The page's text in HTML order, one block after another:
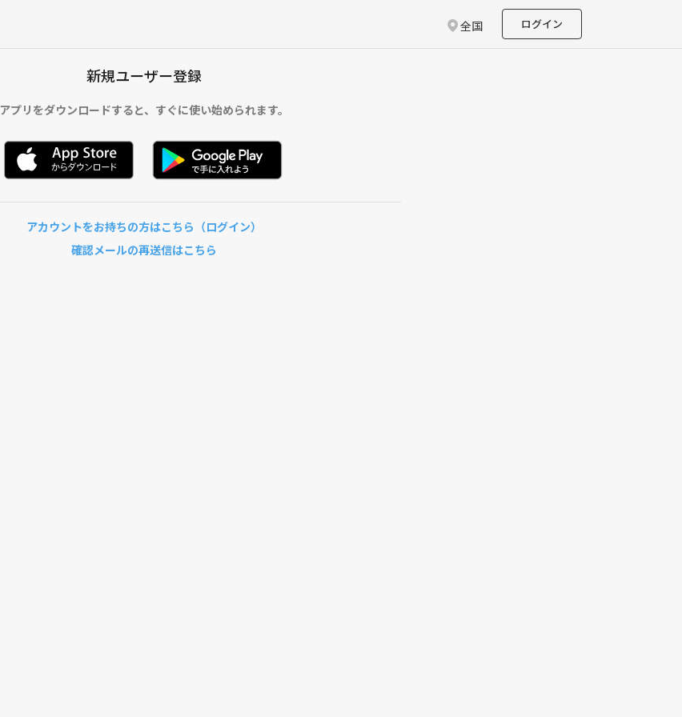
全国 ログイン
新規ユーザー登録
アプリをダウンロードすると、 すぐに使い始められます。
アカウントをお持ちの方はこちら（ログイン）
確認メールの再送信はこちら